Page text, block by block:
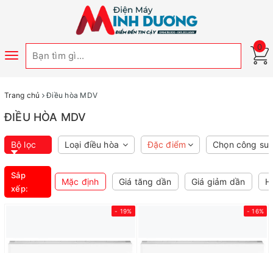
Toggle
0
Trang chủ Điều hòa MDV
ĐIỀU HÒA MDV
Bộ lọc Loại điều hòa Đặc điểm Chọn công
Sắp
xếp:
Mặc định Giá tăng dần Giá giảm dần
- 19% - 16%